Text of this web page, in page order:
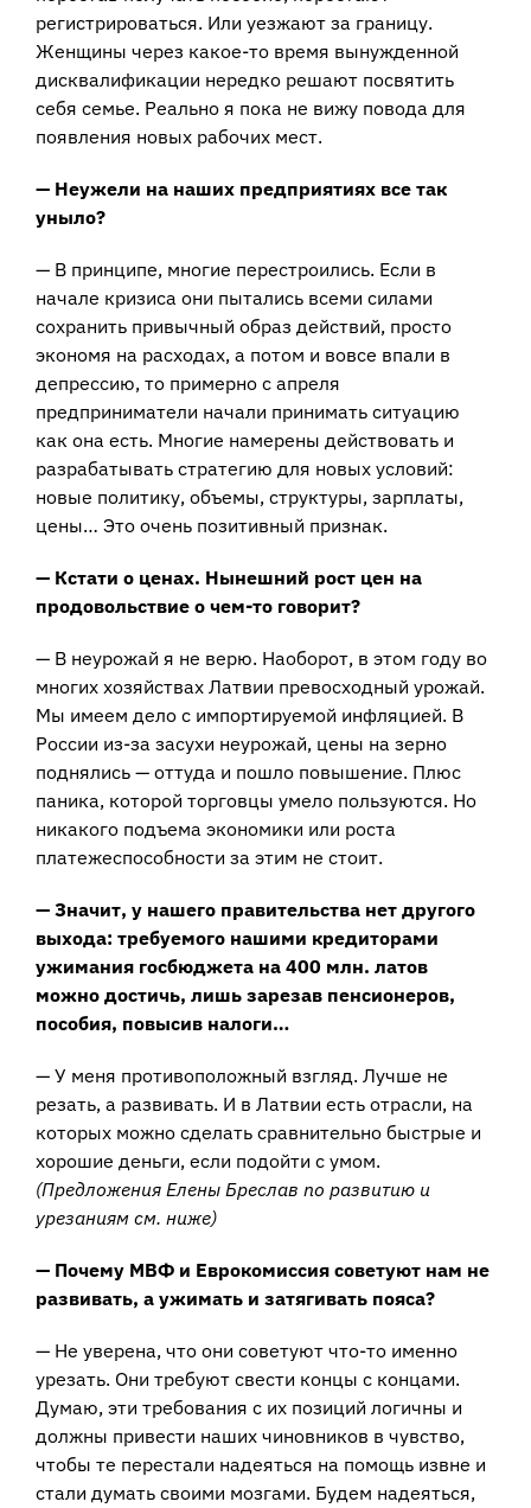
регистрироваться. Или уезжают за границу.
Женщины через какое-то время вынужденной
дисквалификации нередко решают посвятить
себя семье. Реально я пока не вижу повода для
появления новых рабочих мест.
— Неужели на наших предприятиях все так
уныло?
— В принципе, многие перестроились. Если в
начале кризиса они пытались всеми силами
сохранить привычный образ действий, просто
экономя на расходах, а потом и вовсе впали в
депрессию, то примерно с апреля
предприниматели начали принимать ситуацию
как она есть. Многие намерены действовать и
разрабатывать стратегию для новых условий:
новые политику, объемы, структуры, зарплаты,
цены… Это очень позитивный признак.
— Кстати о ценах. Нынешний рост цен на
продовольствие о чем-то говорит?
— В неурожай я не верю. Наоборот, в этом году во
многих хозяйствах Латвии превосходный урожай.
Мы имеем дело с импортируемой инфляцией. В
России из-за засухи неурожай, цены на зерно
поднялись — оттуда и пошло повышение. Плюс
паника, которой торговцы умело пользуются. Но
никакого подъема экономики или роста
платежеспособности за этим не стоит.
— Значит, у нашего правительства нет другого
выхода: требуемого нашими кредиторами
ужимания госбюджета на 400 млн. латов
можно достичь, лишь зарезав пенсионеров,
пособия, повысив налоги…
— У меня противоположный взгляд. Лучше не
резать, а развивать. И в Латвии есть отрасли, на
которых можно сделать сравнительно быстрые и
хорошие деньги, если подойти с умом.
(Предложения Елены Бреслав по развитию и
урезаниям см. ниже)
— Почему МВФ и Еврокомиссия советуют нам не
развивать, а ужимать и затягивать пояса?
— Не уверена, что они советуют что-то именно
урезать. Они требуют свести концы с концами.
Думаю, эти требования с их позиций логичны и
должны привести наших чиновников в чувство,
чтобы те перестали надеяться на помощь извне и
стали думать своими мозгами. Будем надеяться,